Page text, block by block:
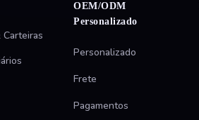
OEM/ODM
Personalizado
Personalizado
Frete
Pagamentos